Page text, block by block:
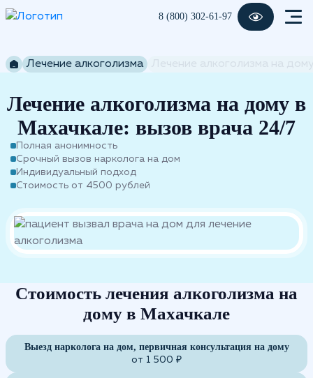
8 (800) 302-61-97
Лечение алкоголизма
Лечение алкоголизма на дому в
Махачкале: вызов врача 24/7
Полная анонимность
Срочный вызов нарколога на дом
Индивидуальный подход
Стоимость от 4500 рублей
Стоимость лечения алкоголизма на
дому в Махачкале
Выезд нарколога на дом, первичная консультация на дому
от 1 500 ₽